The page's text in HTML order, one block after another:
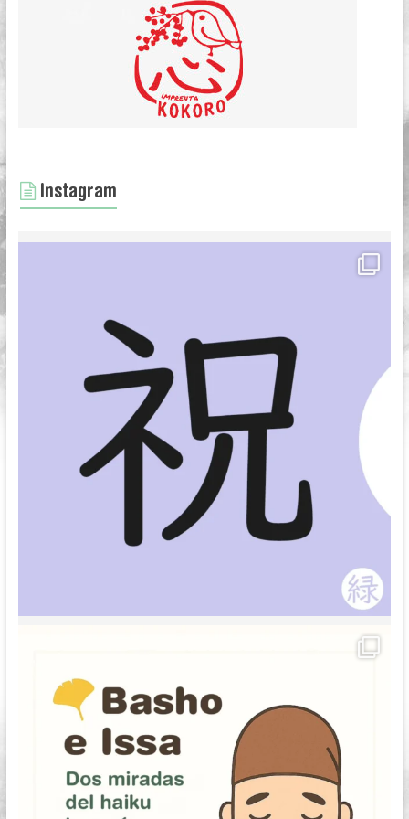
Instagram